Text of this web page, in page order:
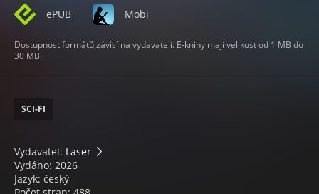
ePUB Mobi
Dostupnost formátů závisí na vydavateli. E-knihy mají velikost od 1 MB do
30 MB.
SCI-FI
Vydavatel: Laser
Vydáno: 2026
Jazyk: český